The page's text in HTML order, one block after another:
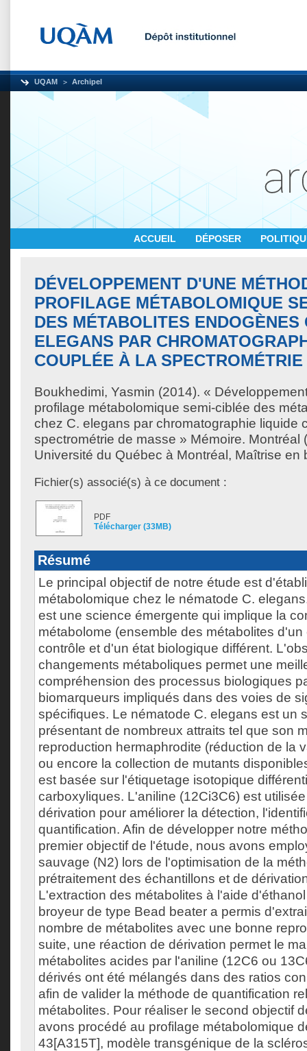
UQAM Archipel
ACCUEIL DÉPOSER
DÉVELOPPEMENT D'UNE
PROFILAGE MÉTABOLOMIQUE
DES MÉTABOLITES ENDOGÈNES
ELEGANS PAR
COUPLÉE À LA
Boukhedimi, Yasmin (2014). «
profilage métabolomique semi-ciblée des
chez C. elegans par chromatographie liquide
spectrométrie de masse » Mémoire. Montréal
Université du Québec à Montréal, Maîtrise en
Fichier(s) associé(s) à ce document :
PDF
Télécharger (33MB)
Résumé
Le principal objectif de notre étude est
métabolomique chez le nématode C.
est une science émergente qui implique la
métabolome (ensemble des métabolites
contrôle et d'un état biologique différent.
changements métaboliques permet une
compréhension des processus biologiques
biomarqueurs impliqués dans des voies de
spécifiques. Le nématode C. elegans est un
présentant de nombreux attraits tel que son
reproduction hermaphrodite (réduction de la
ou encore la collection de mutants
est basée sur l'étiquetage isotopique
carboxyliques. L'aniline (12Ci3C6) est
dérivation pour améliorer la détection,
quantification. Afin de développer notre
premier objectif de l'étude, nous avons
sauvage (N2) lors de l'optimisation de la
prétraitement des échantillons et de
L'extraction des métabolites à l'aide
broyeur de type Bead beater a permis
nombre de métabolites avec une bonne
suite, une réaction de dérivation permet le
métabolites acides par l'aniline (12C6 ou
dérivés ont été mélangés dans des ratios
afin de valider la méthode de quantification
métabolites. Pour réaliser le second objectif
avons procédé au profilage métabolomique
43[A315T], modèle transgénique de la